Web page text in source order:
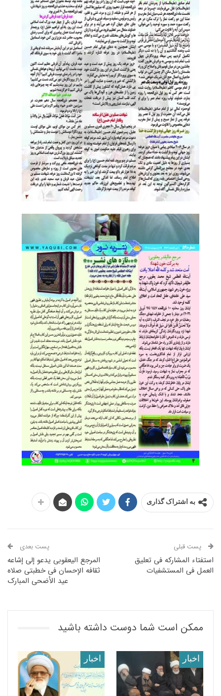
به اشتراک گذاری
پست قبلی
استفتاء المشارکه فی تعلیق
العمل فی المستشفیات
پست بعدی
المرجع الیعقوبی یدعو إلى إشاعه
ثقافه الإحسان فی خطبتی صلاه
عید الأضحى المبارک
ممکن است شما دوست داشته باشید
اخبار اخبار